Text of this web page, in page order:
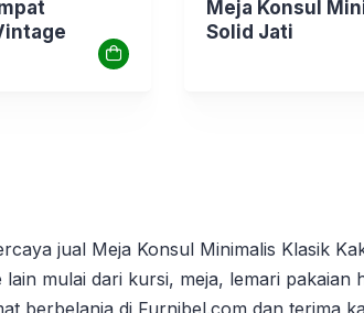
Meja Konsul
Solid Jati
jual Meja Konsul Minimalis Klasik
mulai dari kursi, meja, lemari
berbelanja di Furnibel.com dan terima